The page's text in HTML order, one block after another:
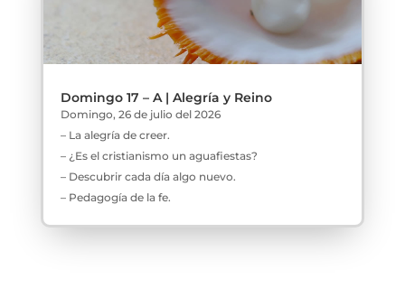
Domingo 17 – A | Alegría y Reino
Domingo, 26 de julio del 2026
– La alegría de creer.
– ¿Es el cristianismo un aguafiestas?
– Descubrir cada día algo nuevo.
– Pedagogía de la fe.